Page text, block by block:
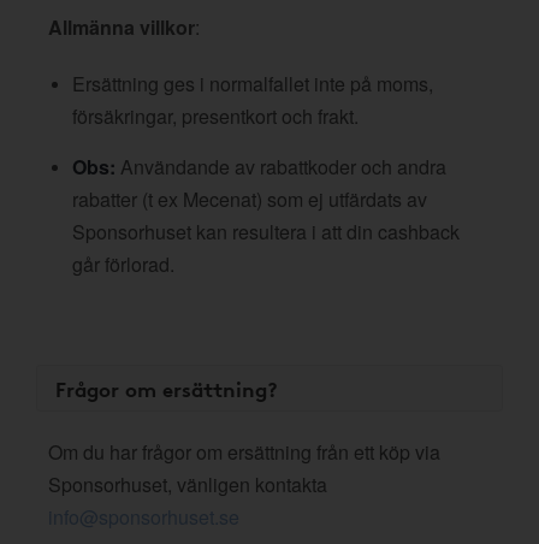
Allmänna villkor:
Ersättning ges i normalfallet inte på moms,
försäkringar, presentkort och frakt.
Obs: Användande av rabattkoder och andra
rabatter (t ex Mecenat) som ej utfärdats av
Sponsorhuset kan resultera i att din cashback
går förlorad.
Frågor om ersättning?
Om du har frågor om ersättning från ett köp via
Sponsorhuset, vänligen kontakta
info@sponsorhuset.se